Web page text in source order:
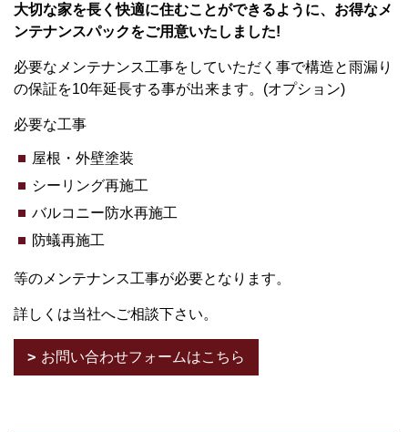
大切な家を長く快適に住むことができるように、お得なメ
ンテナンスパックをご用意いたしました!
必要なメンテナンス工事をしていただく事で構造と雨漏り
の保証を10年延長する事が出来ます。(オプション)
必要な工事
屋根・外壁塗装
シーリング再施工
バルコニー防水再施工
防蟻再施工
等のメンテナンス工事が必要となります。
詳しくは当社へご相談下さい。
お問い合わせフォームはこちら